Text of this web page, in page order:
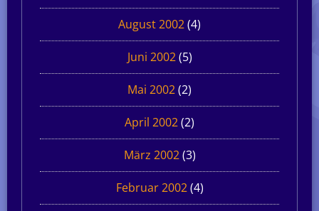
August 2002(4)
Juni 2002(5)
Mai 2002(2)
April 2002(2)
März 2002(3)
Februar 2002(4)